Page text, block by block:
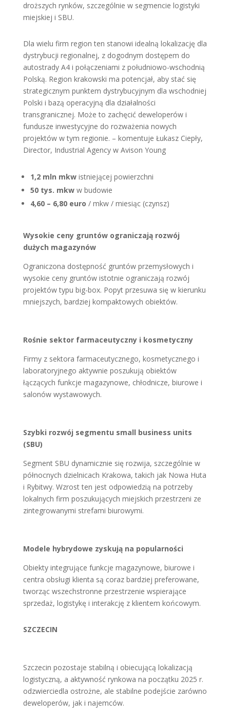
droższych rynków, szczególnie w segmencie logistyki
miejskiej i SBU.
Dla wielu firm region ten stanowi idealną lokalizację dla
dystrybucji regionalnej, z dogodnym dostępem do
autostrady A4 i połączeniami z południowo-wschodnią
Polską. Region krakowski ma potencjał, aby stać się
strategicznym punktem dystrybucyjnym dla wschodniej
Polski i bazą operacyjną dla działalności
transgranicznej. Może to zachęcić deweloperów i
fundusze inwestycyjne do rozważenia nowych
projektów w tym regionie. – komentuje Łukasz Ciepły,
Director, Industrial Agency w Avison Young
1,2 mln mkwistniejącej powierzchni
50 tys. mkww budowie
4,60 – 6,80 euro / mkw / miesiąc (czynsz)
Wysokie ceny gruntów ograniczają rozwój
dużych magazynów
Ograniczona dostępność gruntów przemysłowych i
wysokie ceny gruntów istotnie ograniczają rozwój
projektów typu big-box. Popyt przesuwa się w kierunku
mniejszych, bardziej kompaktowych obiektów.
Rośnie sektor farmaceutyczny i kosmetyczny
Firmy z sektora farmaceutycznego, kosmetycznego i
laboratoryjnego aktywnie poszukują obiektów
łączących funkcje magazynowe, chłodnicze, biurowe i
salonów wystawowych.
Szybki rozwój segmentu small business units
(SBU)
Segment SBU dynamicznie się rozwija, szczególnie w
północnych dzielnicach Krakowa, takich jak Nowa Huta
i Rybitwy. Wzrost ten jest odpowiedzią na potrzeby
lokalnych firm poszukujących miejskich przestrzeni ze
zintegrowanymi strefami biurowymi.
Modele hybrydowe zyskują na popularności
Obiekty integrujące funkcje magazynowe, biurowe i
centra obsługi klienta są coraz bardziej preferowane,
tworząc wszechstronne przestrzenie wspierające
sprzedaż, logistykę i interakcję z klientem końcowym.
SZCZECIN
Szczecin pozostaje stabilną i obiecującą lokalizacją
logistyczną, a aktywność rynkowa na początku 2025 r.
odzwierciedla ostrożne, ale stabilne podejście zarówno
deweloperów, jak i najemców.